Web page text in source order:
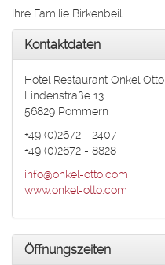
Ihre Familie Birkenbeil
Kontaktdaten
Hotel Restaurant Onkel Otto
Lindenstraße 13
56829 Pommern
+49 (0)2672 - 2407
+49 (0)2672 - 8828
info@onkel-otto.com
www.onkel-otto.com
Öffnungszeiten